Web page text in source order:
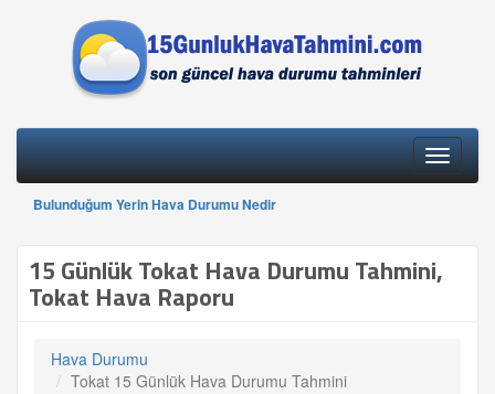
Toggle
Bulunduğum Yerin Hava Durumu Nedir
15 Günlük Tokat Hava Durumu Tahmini,
Tokat Hava Raporu
Hava Durumu
Tokat 15 Günlük Hava Durumu Tahmini